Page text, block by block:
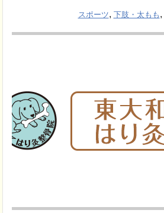
スポーツ, 下肢・太もも ,